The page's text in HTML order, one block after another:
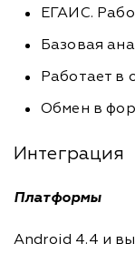
ЕГАИС.
Базовая
Работает
Обмен в
Интеграция
Платформы
Android 4.4 и